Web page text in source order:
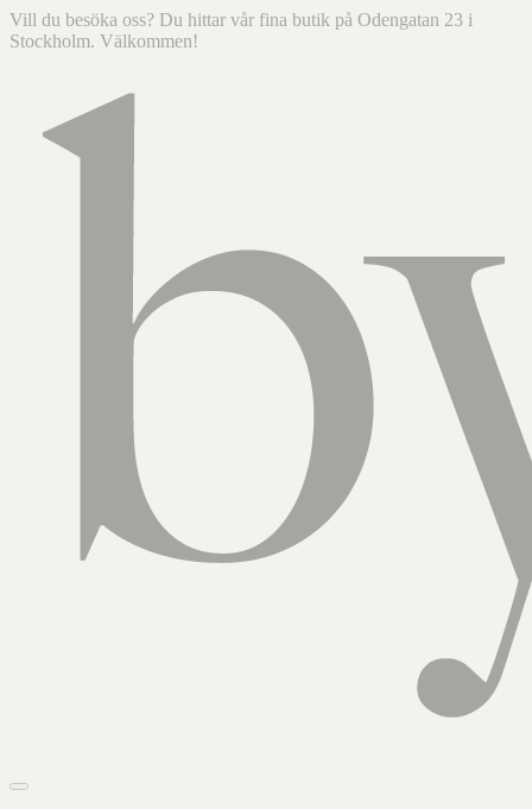
Vill du besöka oss? Du hittar vår fina butik på Odengatan 23 i
Stockholm. Välkommen!